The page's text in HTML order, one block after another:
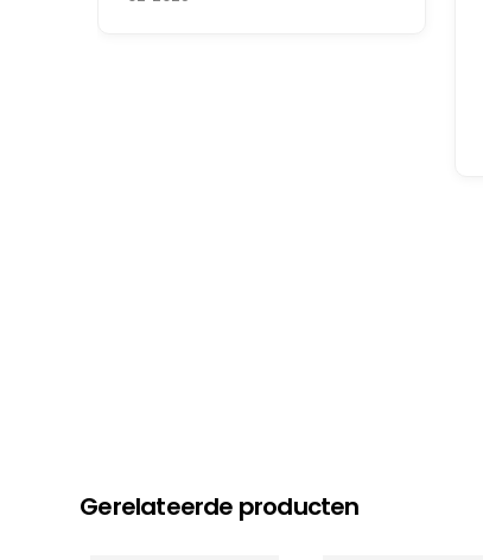
Gerelateerde producten